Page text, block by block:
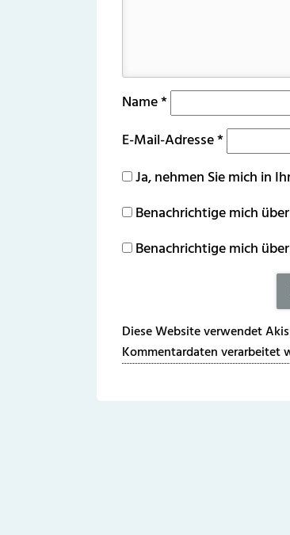
Name*
E-Mail-Adresse*
Ja, nehmen Sie mich in
Benachrichtige mich
Benachrichtige mich
Diese Website verwendet
Kommentardaten verarbeitet